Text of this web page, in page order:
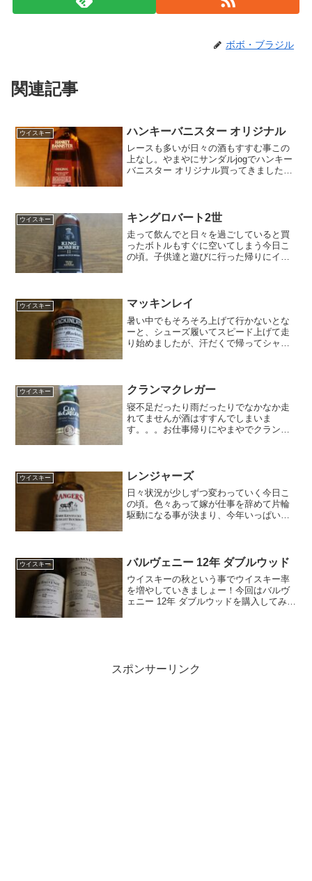
ボボ・ブラジル
関連記事
ウイスキー ハンキーバニスター オリジナル
レースも多いが日々の酒もすすむ事この
上なし。やまやにサンダルjogでハンキー
バニスター オリジナル買ってきました。
ウイスキー キングロバート2世
走って飲んでと日々を過ごしていると買
ったボトルもすぐに空いてしまう今日こ
の頃。子供達と遊びに行った帰りにイオ
治した君...
ウイスキー マッキンレイ
暑い中でもそろそろ上げて行かないとな
ーと、シューズ履いてスピード上げて走
り始めましたが、汗だくで帰ってシャワ
てきました。マッキンレ...
ウイスキー クランマクレガー
寝不足だったり雨だったりでなかなか走
れてませんが酒はすすんでしまいま
す。。。お仕事帰りにやまやでクランマ
ドされた、バランスが良く滑...
ウイスキー レンジャーズ
日々状況が少しずつ変わっていく今日こ
の頃。色々あって嫁が仕事を辞めて片輪
駆動になる事が決まり、今年いっぱいで
ーボンを買ってまいりまし...
ウイスキー バルヴェニー 12年 ダブルウッド
ウイスキーの秋という事でウイスキー率
を増やしていきましょー！今回はバルヴ
ェニー 12年 ダブルウッドを購入してみま
スポンサーリンク